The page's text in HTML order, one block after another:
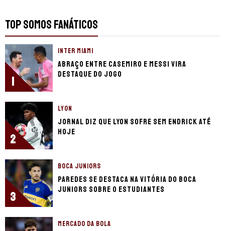
TOP SOMOS FANÁTICOS
1
INTER MIAMI
Abraço entre Casemiro e Messi vira
destaque do jogo
2
LYON
Jornal diz que Lyon sofre sem Endrick até
hoje
3
BOCA JUNIORS
Paredes se destaca na vitória do Boca
Juniors sobre o Estudiantes
MERCADO DA BOLA